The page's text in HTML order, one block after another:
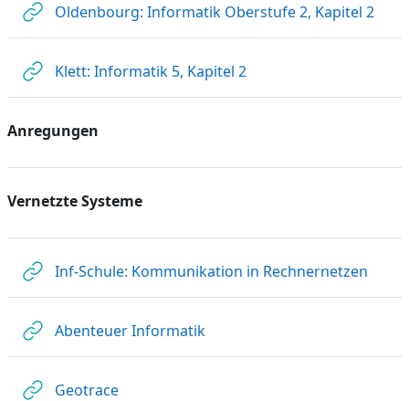
Oldenbourg: Informatik Oberstufe 2, Kapitel 2
Klett: Informatik 5, Kapitel 2
Anregungen
Vernetzte Systeme
Inf-Schule: Kommunikation in Rechnernetzen
Abenteuer Informatik
GeotraceLink/URL